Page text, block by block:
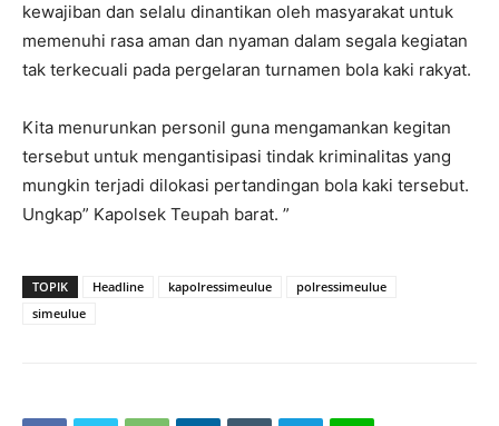
kewajiban dan selalu dinantikan oleh masyarakat untuk
memenuhi rasa aman dan nyaman dalam segala kegiatan
tak terkecuali pada pergelaran turnamen bola kaki rakyat.
Kita menurunkan personil guna mengamankan kegitan
tersebut untuk mengantisipasi tindak kriminalitas yang
mungkin terjadi dilokasi pertandingan bola kaki tersebut.
Ungkap” Kapolsek Teupah barat. ”
TOPIK Headline kapolressimeulue
polressimeulue
simeulue